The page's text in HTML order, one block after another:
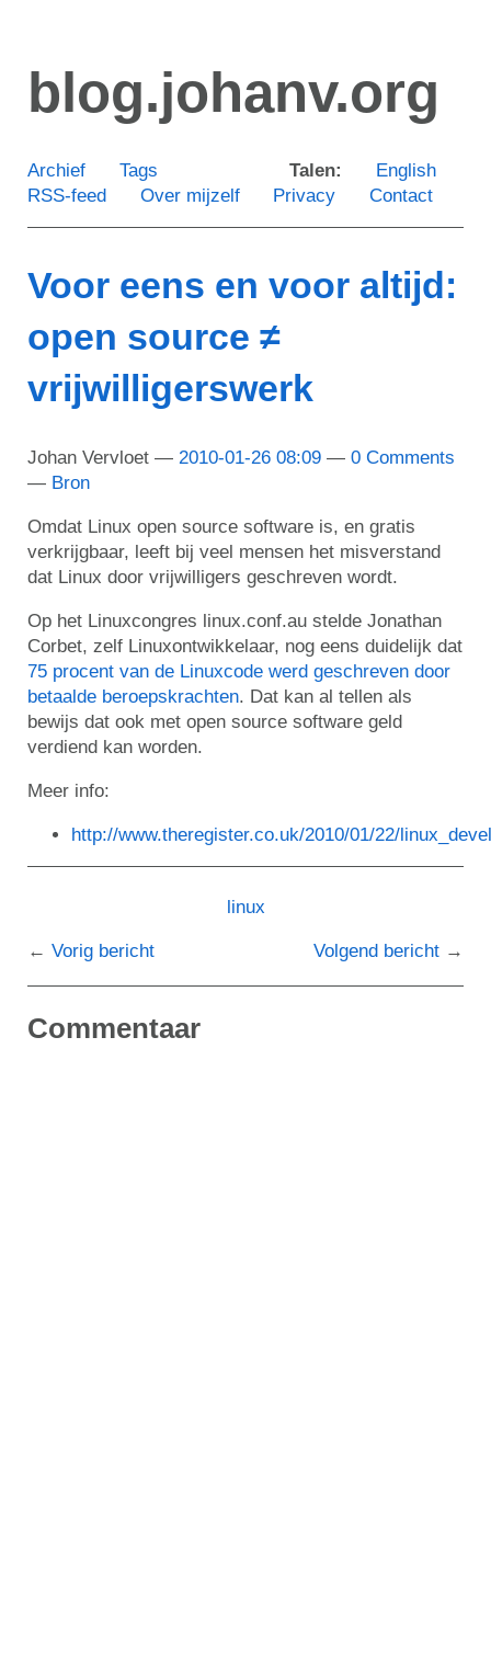
naar
de
blog.johanv.org
Talen: English
Archief
Tags
RSS-feed
Over mijzelf Privacy Contact
Voor eens en voor altijd:
open source ≠
vrijwilligerswerk
Johan Vervloet 2010-01-26 08:09
0 Comments
Bron
Omdat Linux open source software is, en gratis
verkrijgbaar, leeft bij veel mensen het misverstand
dat Linux door vrijwilligers geschreven wordt.
Op het Linuxcongres linux.conf.au stelde Jonathan
Corbet, zelf Linuxontwikkelaar, nog eens duidelijk dat
75 procent van de Linuxcode werd geschreven door
betaalde beroepskrachten. Dat kan al tellen als
bewijs dat ook met open source software geld
verdiend kan worden.
Meer info:
http://www.theregister.co.uk/2010/01/22/
linux
Vorig bericht Volgend bericht
Commentaar